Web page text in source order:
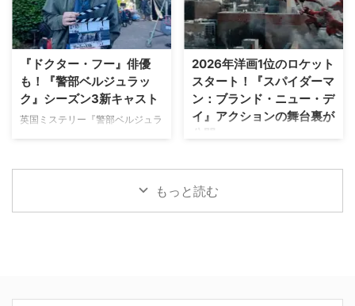
る。雄大な自然の中で繰り広 …
っていたことが分かった。 生き
ていられることに心から感謝 ミ
ニーは過去8週間にわたり、
Instagram上で「パリ近況報告」
と題した動画シリーズを投稿。最
終シーズンの撮影で滞在していた
パリでの日常をファンに届けてい
た。しかし8月6日（木）早朝、
公開。「パリの最新情報だけど、
Netflixは、今年3月のMLB開幕戦
をライヴ配信したのを皮切りに、
7月のホームランダービーもリリ
を深めている。この協力関係は
2028年まで続く予定だ。今月中
旬に行われるフィールド・オブ・
ドリームス（映画『フィールド・
オブ・ドリームス』の舞台となっ
『ドクター・フー』俳優
も！『警部ベルジュラッ
ク』シーズン3新キャスト
英国ミステリー『警部ベルジュラ
新たに加わることも明らかになっ
撃的な事件に巻き込まれるベルジ
2026年洋画1位のロケット
スタート！『スパイダーマ
ン：ブランド・ニュー・デ
イ』アクションの舞台裏が
公開
マンの新たな物語を描く映画『ス
パイダーマン：ブランド・ニュ
ー・デイ』が大ヒット上映中だ。
の裏側を明かす特別映像が公開さ
もっと読む